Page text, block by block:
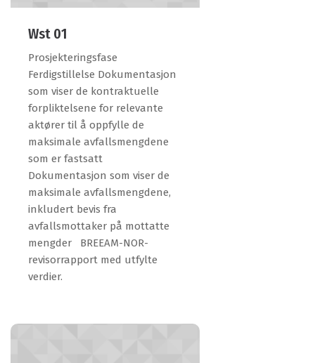
Wst 01
Prosjekteringsfase
Ferdigstillelse Dokumentasjon
som viser de kontraktuelle
forpliktelsene for relevante
aktører til å oppfylle de
maksimale avfallsmengdene
som er fastsatt
Dokumentasjon som viser de
maksimale avfallsmengdene,
inkludert bevis fra
avfallsmottaker på mottatte
mengder BREEAM-NOR-
revisorrapport med utfylte
verdier.